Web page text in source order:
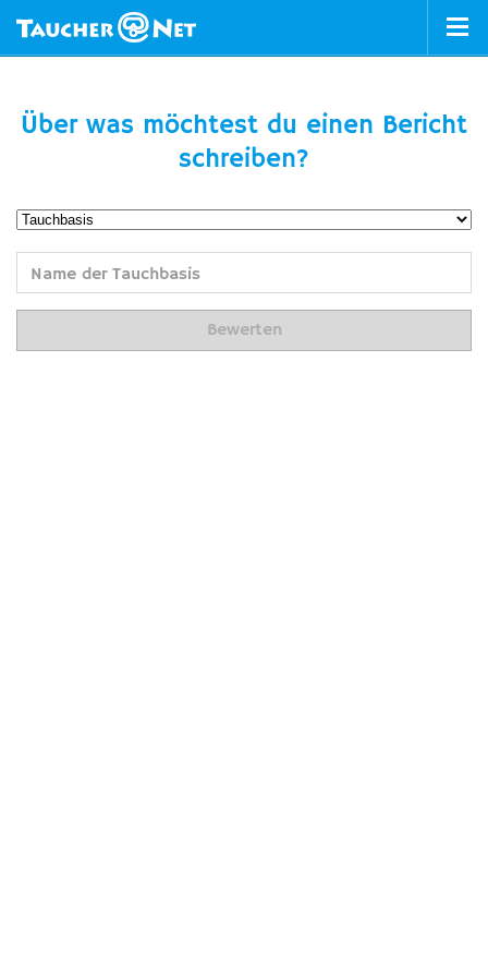
Über was möchtest du einen Bericht
schreiben?